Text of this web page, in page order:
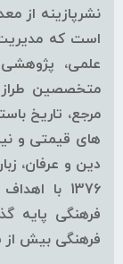
نشرپازینه
است که
علمی،
متخصصین
مرجع، تاریخ
های قیمتی و
دین و عرفان،
1376 با
فرهنگی بیش از